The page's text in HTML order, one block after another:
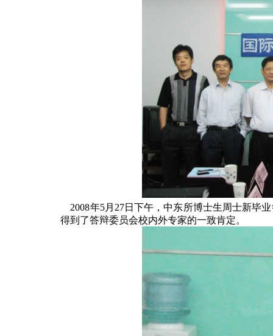
2008年5月 27日下午，中东所博士生周士新毕
得到了答辩委员会校内外专家的一致肯定。